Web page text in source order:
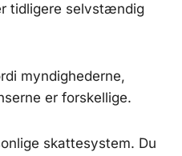
tidligere selvstændig
myndighederne,
er forskellige.
skattesystem. Du